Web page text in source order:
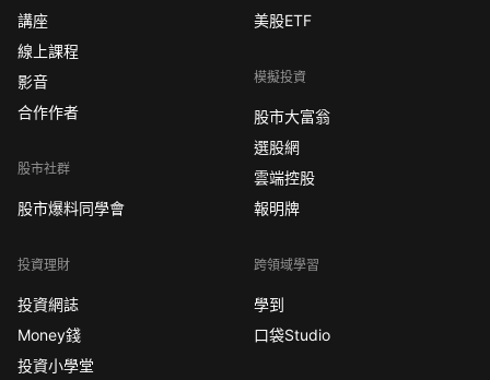
講座
線上課程
影音
合作作者
股市社群
股市爆料同學會
投資理財
投資網誌
Money錢
投資小學堂
美股ETF
模擬投資
股市大富翁
選股網
雲端控股
報明牌
跨領域學習
學到
口袋Studio